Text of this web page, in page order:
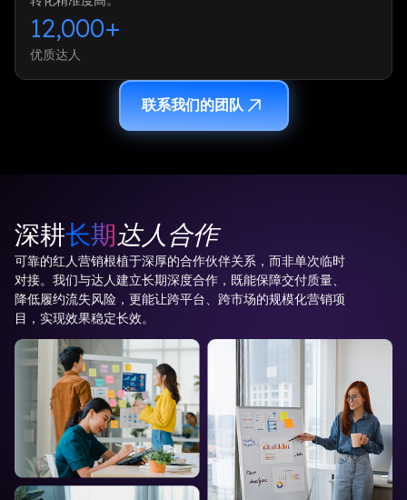
12,000+
优质达人
联系我们的团队
深耕长期达人合作
可靠的红人营销根植于深厚的合作伙伴关系，而非单次临时
对接。我们与达人建立长期深度合作，既能保障交付质量、
降低履约流失风险，更能让跨平台、跨市场的规模化营销项
目，实现效果稳定长效。